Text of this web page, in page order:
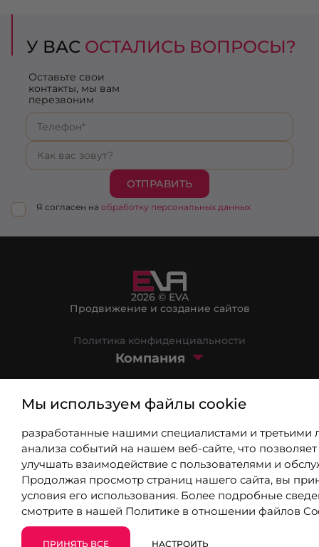
У ВАС ОСТАЛИСЬ ВОПРОСЫ?
Оставьте свои
контакты, мы вам
перезвоним
ОТПРАВИТЬ
Я согласен на обработку персональных данных
2026 © EVA
Продвижение и создание сайтов
Политика конфиденциальности
Компания
Блог
8 (800) 301-39-03
info@9310802.ru
Чебоксары, ул. Хузангая, 14
Мы используем файлы cookie
разработанные нашими специалистами и третьими
анализа событий на нашем веб-сайте, что
улучшать взаимодействие с пользователями и
Продолжая просмотр страниц нашего сайта, вы
условия его использования. Более подробные
смотрите в нашей Политике в отношении файлов
ПРИНЯТЬ ВСЕ НАСТРОИТЬ